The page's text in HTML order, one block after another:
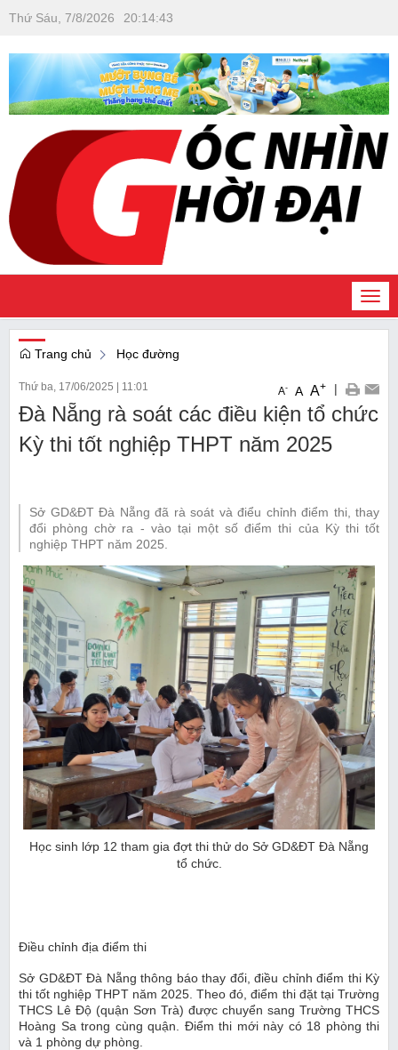
Thứ Sáu, 7/8/2026 20:14:44
Trang chủ Học đường
Thứ ba, 17/06/2025 | 11:01 A- A A+ |
Đà Nẵng rà soát các điều kiện tổ chức
Kỳ thi tốt nghiệp THPT năm 2025
Sở GD&ĐT Đà Nẵng đã rà soát và điểu chỉnh điểm thi, thay
đổi phòng chờ ra - vào tại một số điểm thi của Kỳ thi tốt
nghiệp THPT năm 2025.
Học sinh lớp 12 tham gia đợt thi thử do Sở GD&ĐT Đà Nẵng
tổ chức.
Điều chỉnh địa điểm thi
Sở GD&ĐT Đà Nẵng thông báo thay đổi, điều chỉnh điểm thi Kỳ
thi tốt nghiệp THPT năm 2025. Theo đó, điểm thi đặt tại Trường
THCS Lê Độ (quận Sơn Trà) được chuyển sang Trường THCS
Hoàng Sa trong cùng quận. Điểm thi mới này có 18 phòng thi
và 1 phòng dự phòng.